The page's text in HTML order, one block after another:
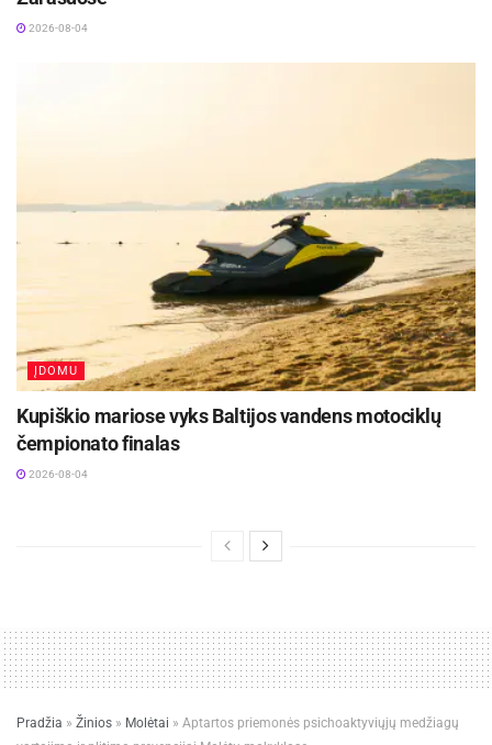
2026-08-04
ĮDOMU
Kupiškio mariose vyks Baltijos vandens motociklų
čempionato finalas
2026-08-04
Pradžia » Žinios » Molėtai » Aptartos priemonės psichoaktyviųjų medžiagų